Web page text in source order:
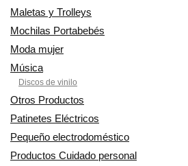
Maletas y Trolleys
Mochilas Portabebés
Moda mujer
Música
Discos de vinilo
Otros Productos
Patinetes Eléctricos
Pequeño electrodoméstico
Productos Cuidado personal